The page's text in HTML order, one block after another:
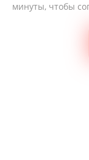
минуты, чтобы